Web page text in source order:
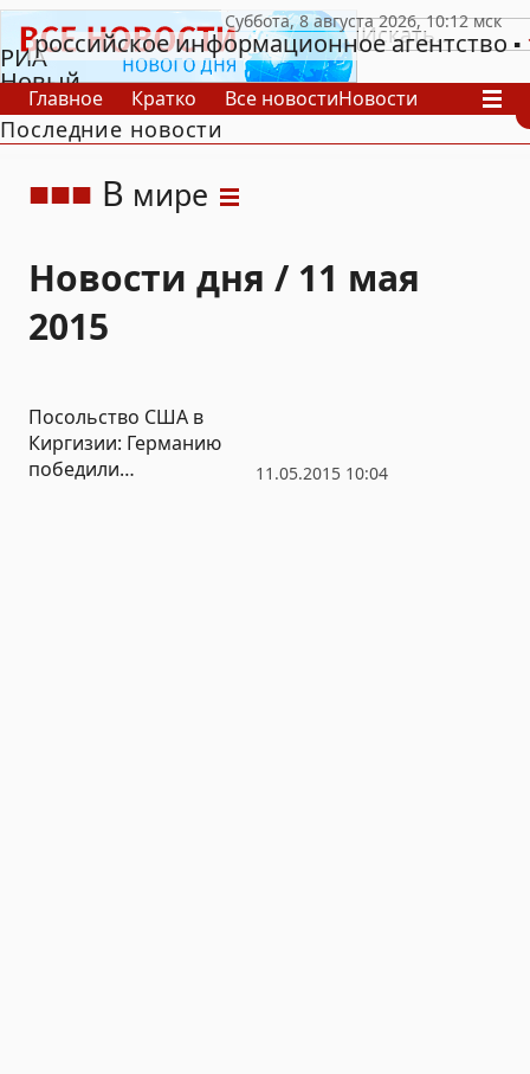
РИА
Новый
День
российское информационное агентство
Главное Кратко Все новостиНовости
В России
В мире
Последние новости
В мире
Новости дня / 11 мая
2015
11.05.2015 10:04
Посольство США в
Киргизии: Германию
победили